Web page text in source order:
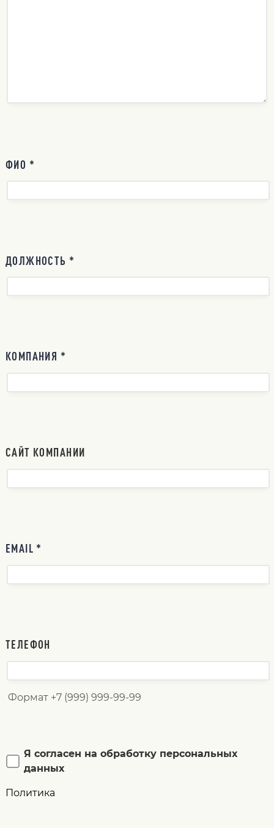
ФИО *
ДОЛЖНОСТЬ *
КОМПАНИЯ *
САЙТ КОМПАНИИ
EMAIL *
ТЕЛЕФОН
Формат +7 (999) 999-99-99
Я согласен на обработку персональных
данных
Политика